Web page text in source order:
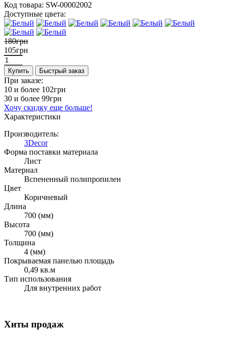
Код товара: SW-00002002
Доступные цвета:
180грн
105грн
Купить Быстрый заказ
При заказе:
10 и более 102грн
30 и более 99грн
Хочу скидку еще больше!
Характеристики
Производитель:
3Decor
Форма поставки материала
Лист
Материал
Вспененный полипропилен
Цвет
Коричневый
Длина
700 (мм)
Высота
700 (мм)
Толщина
4 (мм)
Покрываемая панелью площадь
0,49 кв.м
Тип использования
Для внутренних работ
Хиты продаж